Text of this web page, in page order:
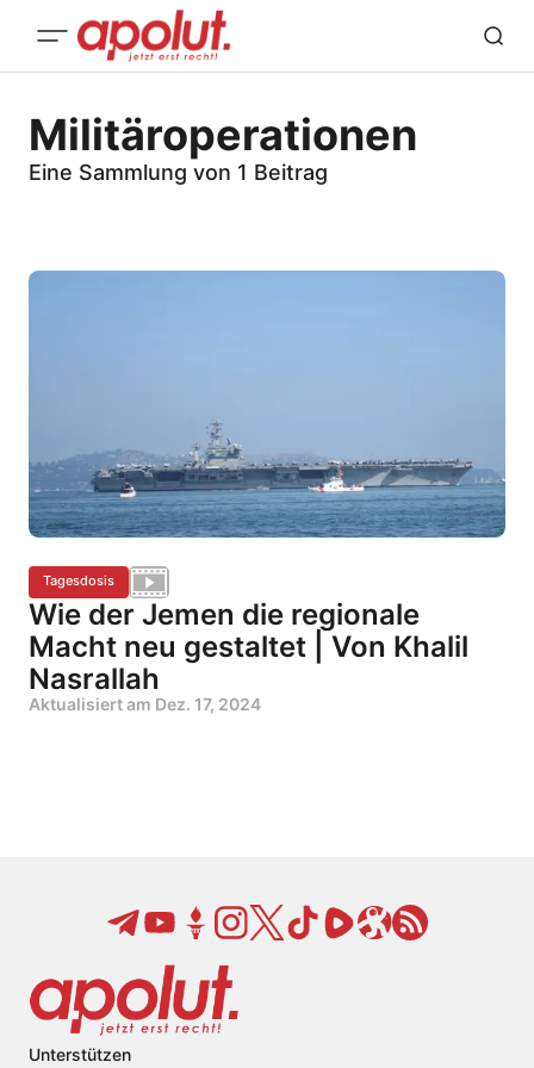
Militäroperationen
Eine Sammlung von 1 Beitrag
Tagesdosis
Wie der Jemen die regionale
Macht neu gestaltet | Von Khalil
Nasrallah
Aktualisiert am Dez. 17, 2024
Unterstützen